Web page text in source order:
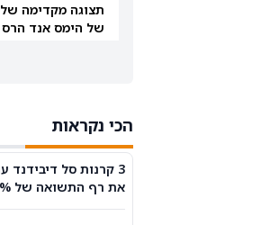
תצוגה מקדימה
של הימס אנד
באוגוסט
3 קרנות סל
שעוברות את רף
הכי נקראות
3 קרנות סל
את רף התשואה של 8%